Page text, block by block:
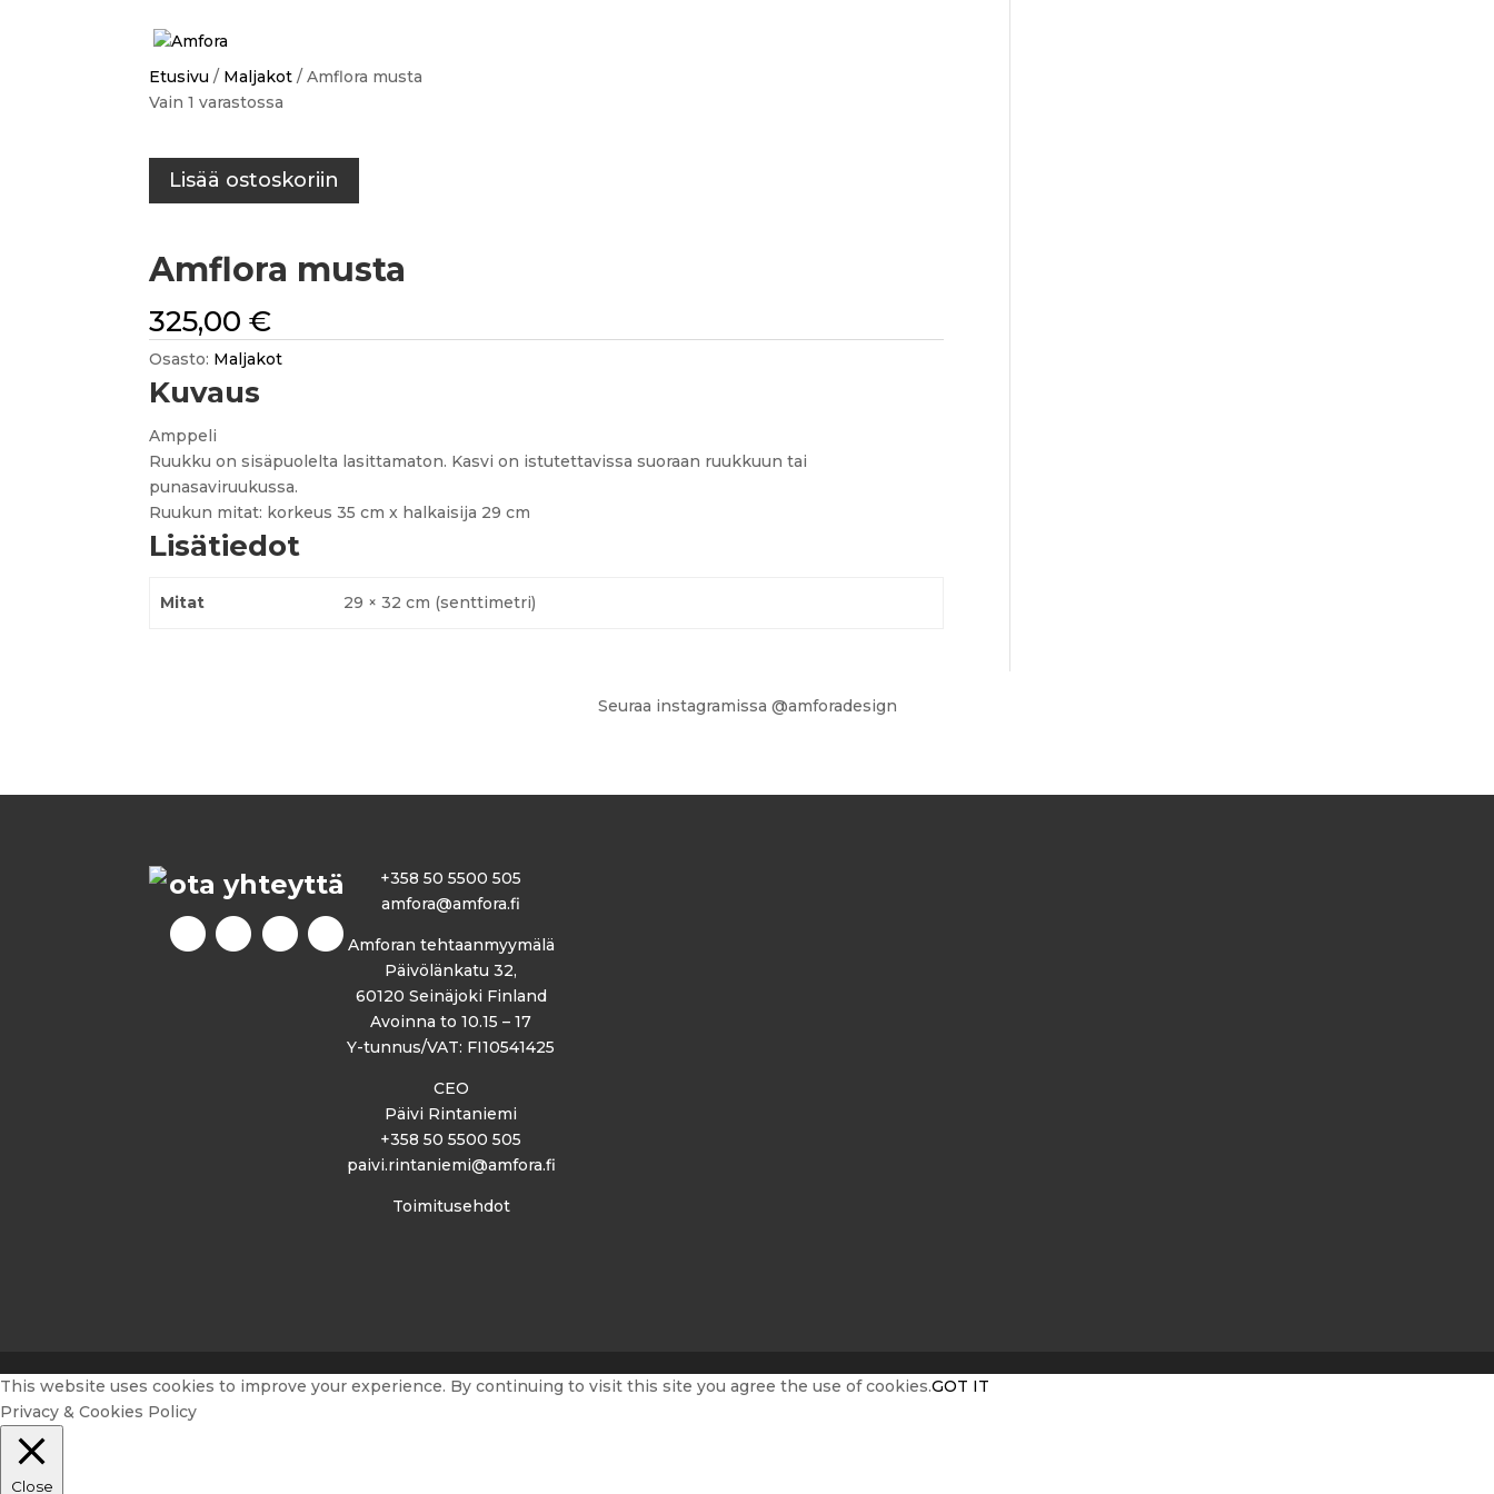
Etusivu / Maljakot / Amflora musta
Vain 1 varastossa
Amflora
Lisää ostoskoriin
Amflora musta
325,00€
Osasto: Maljakot
Kuvaus
Amppeli
Ruukku on sisäpuolelta lasittamaton. Kasvi on istutettavissa suoraan ruukkuun tai
punasaviruukussa.
Ruukun mitat: korkeus 35 cm x halkaisija 29 cm
Lisätiedot
Mitat 29 × 32 cm (senttimetri)
Seuraa instagramissa @amforadesign
ota yhteyttä
+358 50 5500 505
amfora@amfora.fi
Amforan tehtaanmyymälä
Päivölänkatu 32,
60120 Seinäjoki Finland
Avoinna to 10.15 – 17
Y-tunnus/VAT: FI10541425
CEO
Päivi Rintaniemi
+358 50 5500 505
paivi.rintaniemi@amfora.fi
Toimitusehdot
This website uses cookies to improve your experience. By continuing to visit this site you agree the use of cookies.GOT IT
Privacy & Cookies Policy
Close